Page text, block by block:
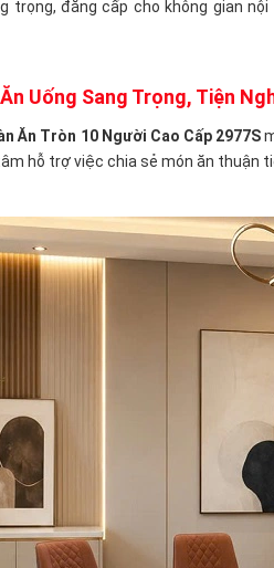
trọng, đẳng cấp cho không gian nội
Uống Sang Trọng, Tiện
Ăn Tròn 10 Người Cao Cấp 2977S
hỗ trợ việc chia sẻ món ăn